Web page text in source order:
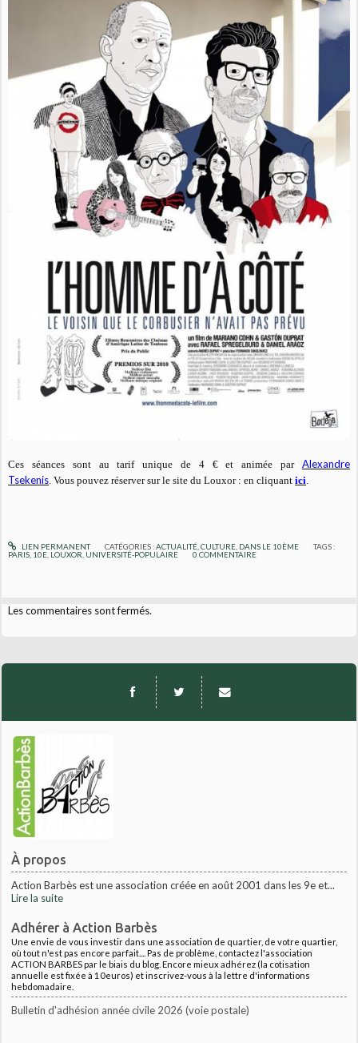
À propos
Action Barbès est une association créée en août 2001 dans les 9e et...
Lire la suite
Adhérer à Action Barbès
Une envie de vous investir dans une association de quartier, de votre quartier,
où tout n'est pas encore parfait.... Pas de problème, contactez l'association
ACTION BARBES par le biais du blog. Encore mieux adhérez (la cotisation
annuelle est fixée à 10euros) et inscrivez-vous à la lettre d'informations
hebdomadaire.
Bulletin d'adhésion année civile 2026 (voie postale)
Ces séances sont au tarif unique de 4 € et animée par Alexandre
Tsekenis .Vous pouvez réserver sur le site du Louxor : en cliquantici
LIEN PERMANENT CATÉGORIES :ACTUALITÉ,CULTURE, DANS LE 10ÈME
TAGS :
PARIS, 10E, LOUXOR, UNIVERSITÉ-POPULAIRE 0 COMMENTAIRE
Les commentaires sont fermés.